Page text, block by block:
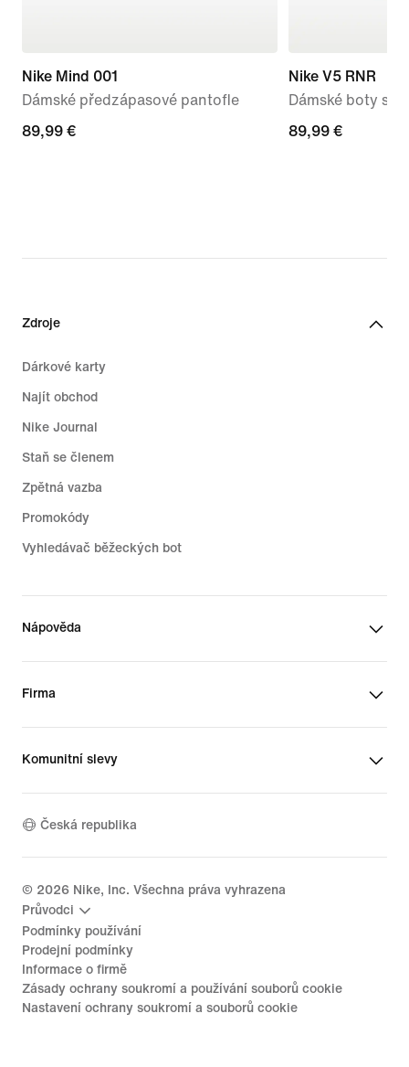
Nike Mind 001
Dámské předzápasové pantofle
89,99 €
89,99 €
Nike V5 RNR
Dámské boty s
89,99 €
89,99 €
Zdroje
Dárkové karty
Najít obchod
Nike Journal
Staň se členem
Zpětná vazba
Promokódy
Vyhledávač běžeckých bot
Nápověda
Firma
Komunitní slevy
Česká republika
© 2026 Nike, Inc. Všechna práva vyhrazena
Průvodci
Podmínky používání
Prodejní podmínky
Informace o firmě
Zásady ochrany soukromí a používání souborů cookie
Nastavení ochrany soukromí a souborů cookie